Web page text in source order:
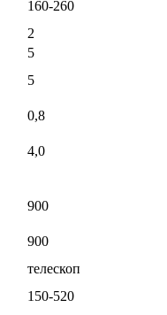
160-260
2
5
5
0,8
4,0
900
900
телескоп
150-520